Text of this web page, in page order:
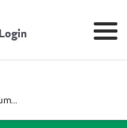
Login
Prestador Mosaicum Espaço Clínico Eireli (51004355-5)